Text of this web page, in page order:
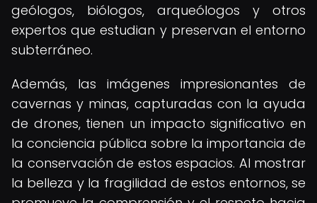
geólogos, biólogos, arqueólogos y otros
expertos que estudian y preservan el entorno
subterráneo.
Además, las imágenes impresionantes de
cavernas y minas, capturadas con la ayuda
de drones, tienen un impacto significativo en
la conciencia pública sobre la importancia de
la conservación de estos espacios. Al mostrar
la belleza y la fragilidad de estos entornos, se